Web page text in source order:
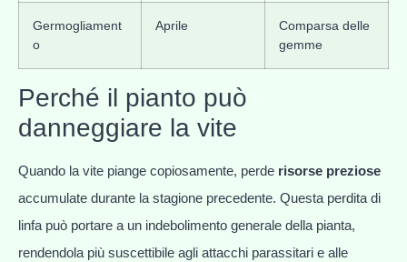
Germogliament
o
Aprile
Comparsa delle
gemme
Perché il pianto può
danneggiare la vite
Quando la vite piange copiosamente, perde risorse preziose
accumulate durante la stagione precedente. Questa perdita di
linfa può portare a un indebolimento generale della pianta,
rendendola più suscettibile agli attacchi parassitari e alle